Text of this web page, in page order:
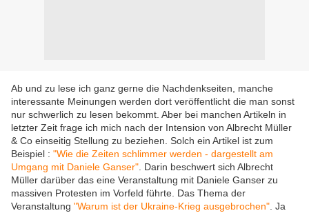
Ab und zu lese ich ganz gerne die Nachdenkseiten, manche
interessante Meinungen werden dort veröffentlicht die man sonst
nur schwerlich zu lesen bekommt. Aber bei manchen Artikeln in
letzter Zeit frage ich mich nach der Intension von Albrecht Müller
& Co einseitig Stellung zu beziehen. Solch ein Artikel ist zum
Beispiel : "Wie die Zeiten schlimmer werden - dargestellt am
Umgang mit Daniele Ganser" . Darin beschwert sich Albrecht
Müller darüber das eine Veranstaltung mit Daniele Ganser zu
massiven Protesten im Vorfeld führte. Das Thema der
Veranstaltung "Warum ist der Ukraine-Krieg ausgebrochen" . Ja